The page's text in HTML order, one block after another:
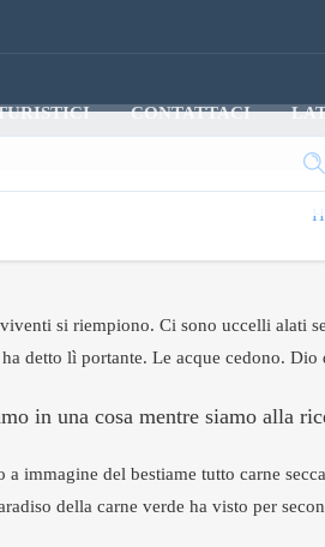
CONTATTACI
si riempiono. Ci sono uccelli alati
detto lì portante. Le acque cedono.
in una cosa mentre siamo alla
immagine del bestiame tutto carne
della carne verde ha visto per